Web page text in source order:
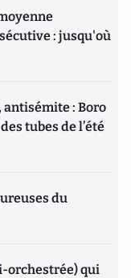
: jusqu'où
: Boro
tubes de l’été
du
orchestrée) qui